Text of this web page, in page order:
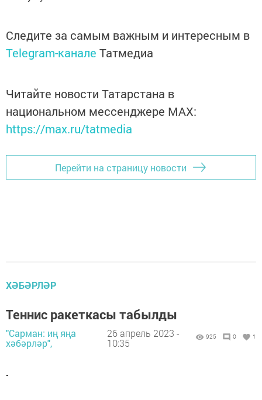
Следите за самым важным и интересным в
Telegram-канале Татмедиа
Читайте новости Татарстана в
национальном мессенджере MАХ:
https://max.ru/tatmedia
Перейти на страницу новости
ХӘБӘРЛӘР
Теннис ракеткасы табылды
"Сарман: иң яңа
хәбәрләр",
26 апрель 2023 -
10:35
925 0 1
.